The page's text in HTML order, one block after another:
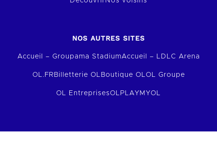
NOS AUTRES SITES
Accueil – Groupama StadiumAccueil – LDLC Arena
OL.FR Billetterie OL Boutique OLOL Groupe
OL EntreprisesOLPLAY MYOL